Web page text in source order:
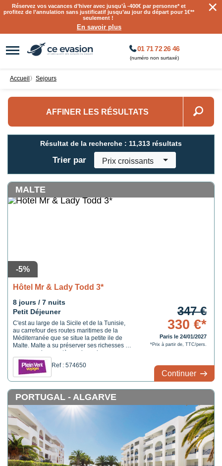
Réservez vos vacances d’hiver avec jusqu’à-400€ par personne* et
profitez de l’annulation sans justificatif jusqu’au jour du départ pour 1€**
seulement !
En savoir plus
×
01 71 72 26 46
(numéro non surtaxé)
Accueil 〉 sejours
AFFINER LES RÉSULTATS
Résultat de la recherche : 11,313 résultats
Trier par Prix croissants
-5%
MALTE
Hôtel Mr & Lady Todd 3*
8 jours / 7 nuits
Petit Déjeuner
C'est au large de la Sicile et de la Tunisie,
au carrefour des routes maritimes de la
Méditerranée que se situe la petite ile de
Malte. Malte a su préserver ses richesses et
conserver le caractère unique de ses
paysages. Elle est connue notamment pour
sa valeur culturelle nommée au patrimoine
mondial de l'Unesco. Temples
mégalithiques ...
Ref : 574650
347 €
330 €*
Paris le 24/01/2027
*Prix à partir de, TTC/pers.
Continuer
PORTUGAL - ALGARVE